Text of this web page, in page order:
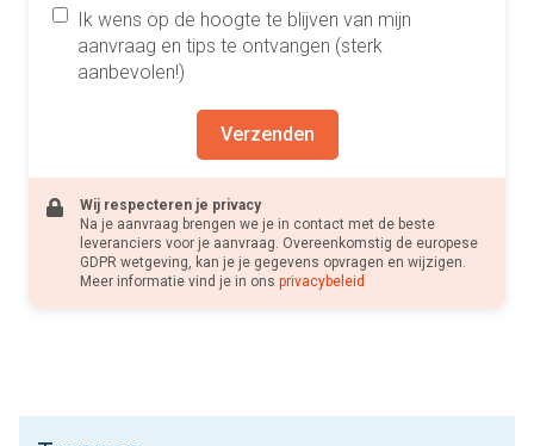
Ik wens op de hoogte te blijven van mijn
aanvraag en tips te ontvangen (sterk
aanbevolen!)
Verzenden
Wij respecteren je privacy
Na je aanvraag brengen we je in contact met de beste
leveranciers voor je aanvraag. Overeenkomstig de europese
GDPR wetgeving, kan je je gegevens opvragen en wijzigen.
Meer informatie vind je in ons privacybeleid